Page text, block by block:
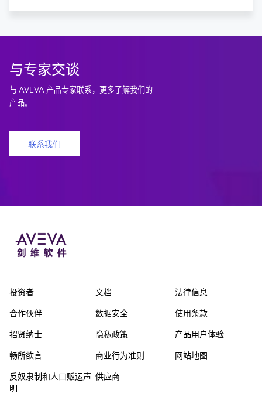
与专家交谈
与 AVEVA 产品专家联系，更多了解我们的
产品。
联系我们
投资者
合作伙伴
招贤纳士
畅所欲言
反奴隶制和人口贩运声
明
文档
数据安全
隐私政策
商业行为准则
供应商
法律信息
使用条款
产品用户体验
网站地图